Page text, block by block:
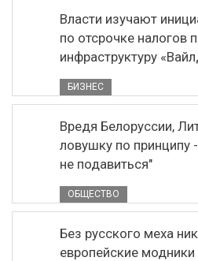
Власти изучают
по отсрочке налогов
инфраструктуру
БИЗНЕС
Вредя Белоруссии,
ловушку по принципу
не подавиться"
ОБЩЕСТВО
Без русского меха
европейские модники